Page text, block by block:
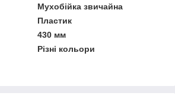
Мухобійка звичайна
Пластик
430 мм
Різні кольори